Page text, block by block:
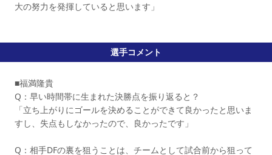
大の努力を発揮していると思います」
選手コメント
■福満隆貴
Q：早い時間帯に生まれた決勝点を振り返ると？
「立ち上がりにゴールを決めることができて良かったと思いま
すし、失点もしなかったので、良かったです」
Q：相手DFの裏を狙うことは、チームとして試合前から狙って